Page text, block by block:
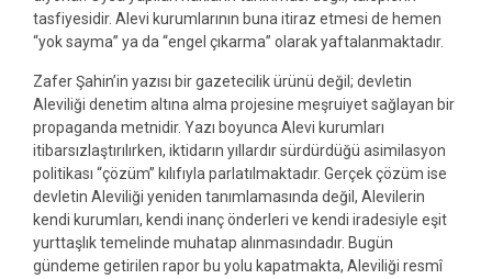
tasfiyesidir. Alevi kurumlarının buna itiraz etmesi de hemen
“yok sayma” ya da “engel çıkarma” olarak yaftalanmaktadır.
Zafer Şahin’in yazısı bir gazetecilik ürünü değil; devletin
Aleviliği denetim altına alma projesine meşruiyet sağlayan bir
propaganda metnidir. Yazı boyunca Alevi kurumları
itibarsızlaştırılırken, iktidarın yıllardır sürdürdüğü asimilasyon
politikası “çözüm” kılıfıyla parlatılmaktadır. Gerçek çözüm ise
devletin Aleviliği yeniden tanımlamasında değil, Alevilerin
kendi kurumları, kendi inanç önderleri ve kendi iradesiyle eşit
yurttaşlık temelinde muhatap alınmasındadır. Bugün
gündeme getirilen rapor bu yolu kapatmakta, Aleviliği resmî